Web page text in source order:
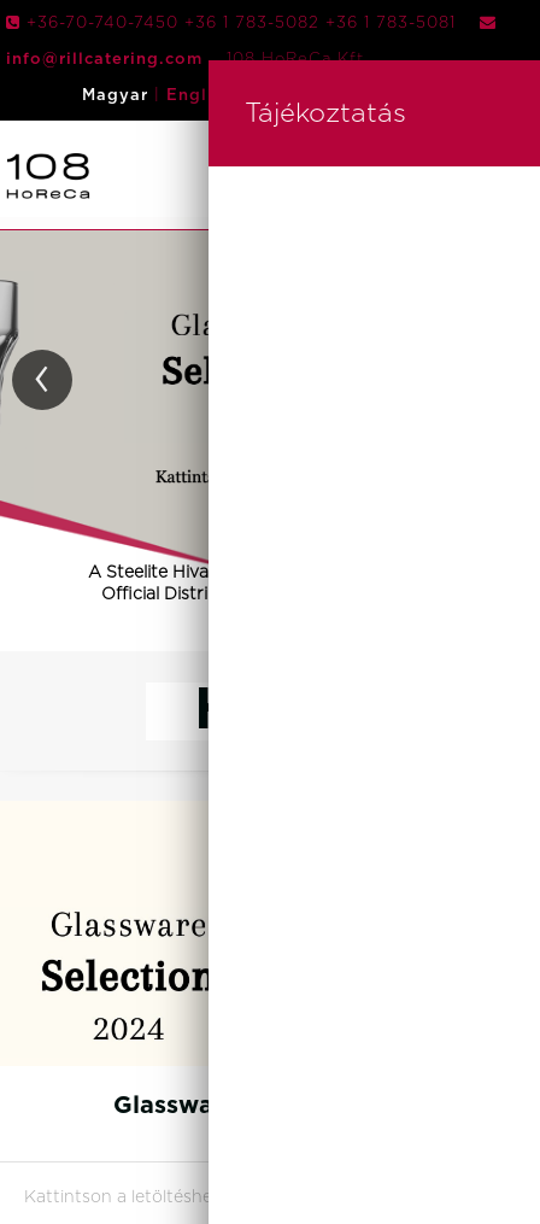
Tájékoztatás
+36-70-740-7450 +36 1 783-5082 +36 1 783-5081
info@rillcatering.com 108 HoReCa Kft.
Magyar English
A Steelite Hivatalos Magyarországi Partnere
Official Distributor of Steelite in Hungary
Hírek
Glassware Selection 2024
Kattintson a letöltéshez